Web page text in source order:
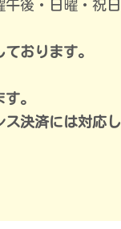
後・日曜・祝日
おります。
。
ス決済には対応し